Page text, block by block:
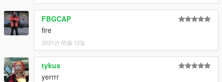
FBGCAP
fire
2021년 05월 12일
tykus
yerrrr